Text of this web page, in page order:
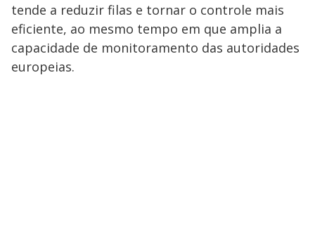
tende a reduzir filas e tornar o controle mais
eficiente, ao mesmo tempo em que amplia a
capacidade de monitoramento das autoridades
europeias.